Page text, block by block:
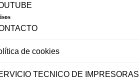
de cookies
TECNICO DE IMPRESORAS